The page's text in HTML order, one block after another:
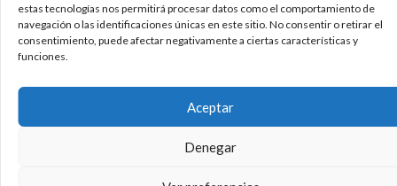
estas tecnologías nos permitirá procesar datos como el comportamiento de
navegación o las identificaciones únicas en este sitio. No consentir o retirar el
consentimiento, puede afectar negativamente a ciertas características y
funciones.
Aceptar
Denegar
¿Cuántas veces habéis tenido la corazonada de
que algo va a ocurrir y resulta que acaba
sucediendo? ¿Y cuántas veces habéis tomado
corazonada, sexto sentido, presentimiento… La
cuestión es que funciona. La